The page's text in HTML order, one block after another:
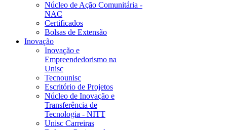
Núcleo de Ação Comunitária -
NAC
Certificados
Bolsas de Extensão
Inovação
Inovação e
Empreendedorismo na
Unisc
Tecnounisc
Escritório de Projetos
Núcleo de Inovação e
Transferência de
Tecnologia - NITT
Unisc Carreiras